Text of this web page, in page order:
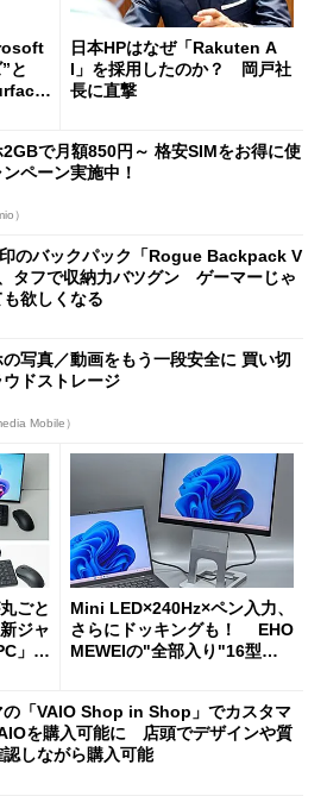
と
日本HPはなぜ「Rakuten A
I」を採用したのか？ 岡戸社
長に直撃
2GBで月額850円～ 格安SIMをお得に使
ペーン実施中！
）
のバックパック「Rogue Backpack V
タフで収納力バツグン ゲーマーじゃ
欲しくなる
の写真／動画をもう一段安全に 買い切
ウドストレージ
Mobile）
ごと
ジャ
」の
Mini LED×240Hz×ペン入力、
さらにドッキングも！ EHO
MEWEIの"全部入り"16型モ
の「VAIO Shop in Shop」でカスタマ
を購入可能に 店頭でデザインや質
しながら購入可能